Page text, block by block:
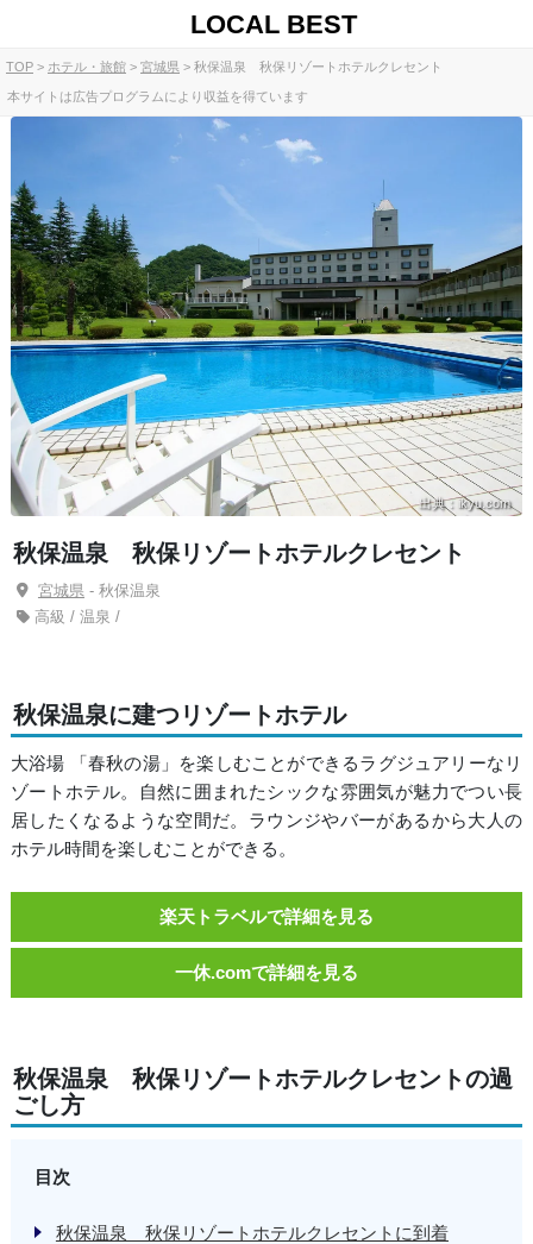
LOCAL BEST
TOP ホテル・旅館 宮城県 秋保温泉 秋保リゾートホテルクレセント
本サイトは広告プログラムにより収益を得ています
出典：ikyu.com
秋保温泉 秋保リゾートホテルクレセント
宮城県- 秋保温泉
高級 / 温泉 /
秋保温泉に建つリゾートホテル
大浴場 「春秋の湯」を楽しむことができるラグジュアリーなリ
ゾートホテル。自然に囲まれたシックな雰囲気が魅力でつい長
居したくなるような空間だ。ラウンジやバーがあるから大人の
ホテル時間を楽しむことができる。
楽天トラベルで詳細を見る
一休.comで詳細を見る
秋保温泉 秋保リゾートホテルクレセントの過
ごし方
目次
秋保温泉 秋保リゾートホテルクレセントに到着